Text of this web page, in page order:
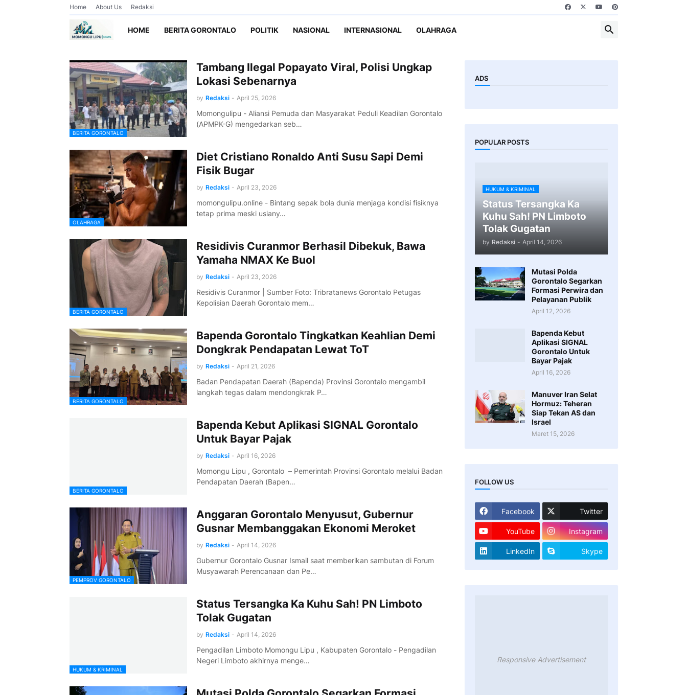
Home About Us Redaksi
HOME BERITA GORONTALO POLITIK NASIONAL INTERNASIONAL OLAHRAGA
BERITA GORONTALO
Tambang Ilegal Popayato Viral, Polisi Ungkap
Lokasi Sebenarnya
by Redaksi - April 25, 2026
Momongulipu - Aliansi Pemuda dan Masyarakat Peduli Keadilan Gorontalo
(APMPK-G) mengedarkan seb…
OLAHRAGA
Diet Cristiano Ronaldo Anti Susu Sapi Demi
Fisik Bugar
by Redaksi - April 23, 2026
momongulipu.online - Bintang sepak bola dunia menjaga kondisi fisiknya
tetap prima meski usiany…
BERITA GORONTALO
Residivis Curanmor Berhasil Dibekuk, Bawa
Yamaha NMAX Ke Buol
by Redaksi - April 23, 2026
Residivis Curanmor | Sumber Foto: Tribratanews Gorontalo Petugas
Kepolisian Daerah Gorontalo mem…
BERITA GORONTALO
Bapenda Gorontalo Tingkatkan Keahlian Demi
Dongkrak Pendapatan Lewat ToT
by Redaksi - April 21, 2026
Badan Pendapatan Daerah (Bapenda) Provinsi Gorontalo mengambil
langkah tegas dalam mendongkrak P…
BERITA GORONTALO
Bapenda Kebut Aplikasi SIGNAL Gorontalo
Untuk Bayar Pajak
by Redaksi - April 16, 2026
Momongu Lipu , Gorontalo – Pemerintah Provinsi Gorontalo melalui Badan
Pendapatan Daerah (Bapen…
PEMPROV GORONTALO
Anggaran Gorontalo Menyusut, Gubernur
Gusnar Membanggakan Ekonomi Meroket
by Redaksi - April 14, 2026
Gubernur Gorontalo Gusnar Ismail saat memberikan sambutan di Forum
Musyawarah Perencanaan dan Pe…
HUKUM & KRIMINAL
Status Tersangka Ka Kuhu Sah! PN Limboto
Tolak Gugatan
by Redaksi - April 14, 2026
Pengadilan Limboto Momongu Lipu , Kabupaten Gorontalo - Pengadilan
Negeri Limboto akhirnya menge…
ADS
POPULAR POSTS
HUKUM & KRIMINAL
Status Tersangka Ka
Kuhu Sah! PN Limboto
Tolak Gugatan
by Redaksi - April 14, 2026
Mutasi Polda
Gorontalo Segarkan
Formasi Perwira dan
Pelayanan Publik
April 12, 2026
Bapenda Kebut
Aplikasi SIGNAL
Gorontalo Untuk
Bayar Pajak
April 16, 2026
Manuver Iran Selat
Hormuz: Teheran
Siap Tekan AS dan
Israel
Maret 15, 2026
FOLLOW US
Facebook Twitter
YouTube Instagram
LinkedIn Skype
Responsive Advertisement